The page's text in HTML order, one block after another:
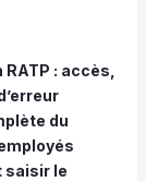
: accès,
du
saisir le